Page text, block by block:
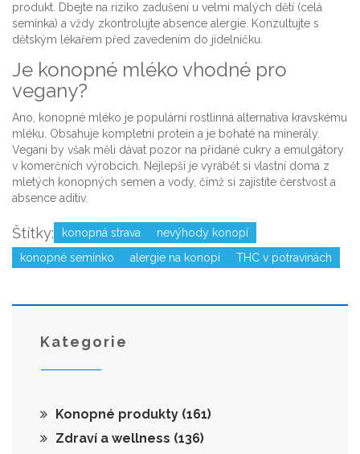
produkt. Dbejte na riziko zadušení u velmi malých dětí (celá
semínka) a vždy zkontrolujte absence alergie. Konzultujte s
dětským lékařem před zavedením do jídelníčku.
Je konopné mléko vhodné pro
vegany?
Ano, konopné mléko je populární rostlinná alternativa kravskému
mléku. Obsahuje kompletní protein a je bohaté na minerály.
Vegani by však měli dávat pozor na přidané cukry a emulgátory
v komerčních výrobcích. Nejlepší je vyrábět si vlastní doma z
mletých konopných semen a vody, čímž si zajistíte čerstvost a
absence aditiv.
Štítky: konopná strava
nevýhody konopí
konopné semínko
alergie na konopí THC v potravinách
Kategorie
Konopné produkty (161)
Zdraví a wellness (136)